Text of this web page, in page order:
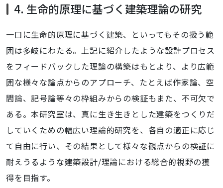
4. 生命的原理に基づく建築理論の研究
一口に生命的原理に基づく建築、といってもその扱う範
囲は多岐にわたる。上記に紹介したような設計プロセス
をフィードバックした理論の構築はもとより、より広範
囲な様々な論点からのアプローチ、たとえば作家論、空
間論、記号論等々の枠組みからの検証もまた、不可欠で
ある。本研究室は、真に生き生きとした建築をつくりだ
していくための幅広い理論的研究を、各自の適正に応じ
て自由に行い、その結果として様々な観点からの検証に
耐えうるような建築設計/理論における総合的視野の獲
得を目指す。